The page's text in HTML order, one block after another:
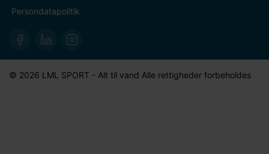
Persondatapolitik
© 2026 LML SPORT - Alt til vand Alle rettigheder forbeholdes